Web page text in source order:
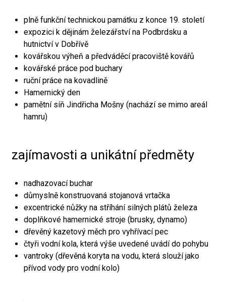
plně funkční technickou památku z konce 19. století
expozici k dějinám železářství na Podbrdsku a
hutnictví v Dobřívě
kovářskou výheň a předváděcí pracoviště kovářů
kovářské práce pod buchary
ruční práce na kovadlině
Hamernický den
pamětní síň Jindřicha Mošny (nachází se mimo areál
hamru)
zajímavosti a unikátní předměty
nadhazovací buchar
důmyslně konstruovaná stojanová vrtačka
excentrické nůžky na stříhání silných plátů železa
doplňkové hamernické stroje (brusky, dynamo)
dřevěný kazetový měch pro vyhřívací pec
čtyři vodní kola, která výše uvedené uvádí do pohybu
vantroky (dřevěná koryta na vodu, která slouží jako
přívod vody pro vodní kolo)